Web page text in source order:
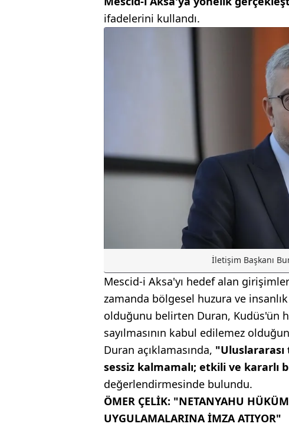
ifadelerini kullandı.
İletişim Başkanı
Mescid-i Aksa'yı hedef alan
zamanda bölgesel huzura ve
olduğunu belirten Duran, Kudüs'ün
sayılmasının kabul edilemez
Duran açıklamasında,
sessiz kalmamalı; etkili ve
değerlendirmesinde bulundu.
ÖMER ÇELİK: "NETANYAHU
UYGULAMALARINA İMZA ATIYOR"